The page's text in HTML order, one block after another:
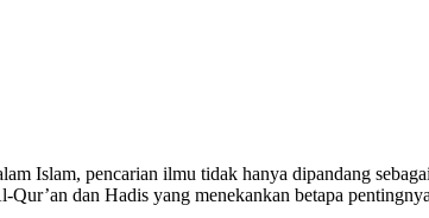
Islam, pencarian ilmu tidak hanya dipandang
dan Hadis yang menekankan betapa